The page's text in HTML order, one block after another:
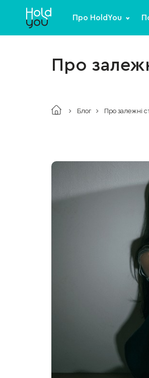
Про HoldYou
Про
Блог Про залежні